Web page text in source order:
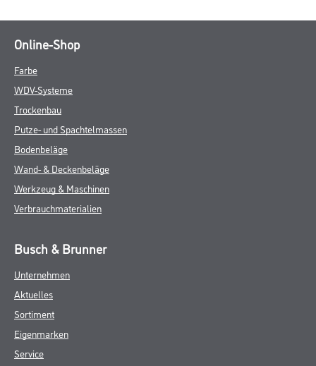
Online-Shop
Farbe
WDV-Systeme
Trockenbau
Putze- und Spachtelmassen
Bodenbeläge
Wand- & Deckenbeläge
Werkzeug & Maschinen
Verbrauchmaterialien
Busch & Brunner
Unternehmen
Aktuelles
Sortiment
Eigenmarken
Service